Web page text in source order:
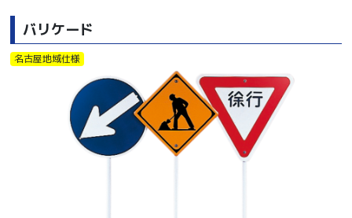
バリケード
名古屋地域仕様